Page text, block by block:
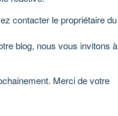
contacter le propriétaire du
blog, nous vous invitons à
Merci de votre